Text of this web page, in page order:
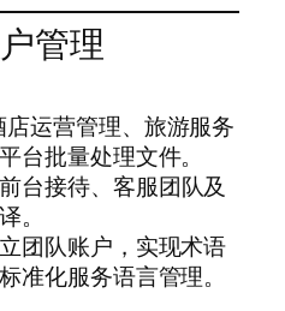
管理
运营管理、旅游服务
台批量处理文件。
台接待、客服团队及
。
团队账户，实现术语
准化服务语言管理。